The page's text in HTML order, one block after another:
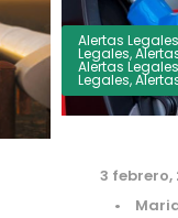
Alertas Legales
Legales,
Alertas Legales
Legales,
3 febrero,
•